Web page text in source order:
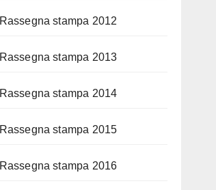
Rassegna stampa 2012
Rassegna stampa 2013
Rassegna stampa 2014
Rassegna stampa 2015
Rassegna stampa 2016